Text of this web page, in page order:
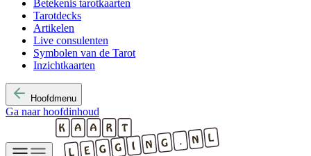
Betekenis tarotkaarten
Tarotdecks
Artikelen
Live consulenten
Symbolen van de Tarot
Inzichtkaarten
Hoofdmenu
Ga naar hoofdinhoud